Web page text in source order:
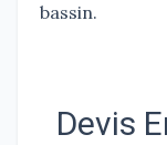
bassin.
Devis